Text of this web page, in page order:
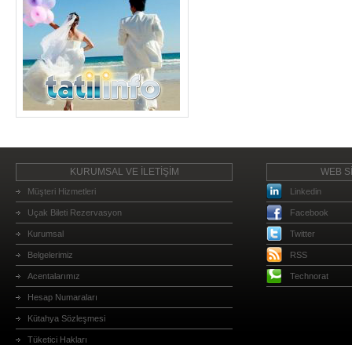
KURUMSAL VE İLETİŞİM
Müşteri Hizmetleri
Uçak Bileti Rezervasyon
Kurumsal
Belgelerimiz
Acentalarımız
Hesap Numaraları
Kütahya Sözleşmesi
Tüketici Hakları
WEB
Linkedin
Facebook
Twitter
RSS
Technorat